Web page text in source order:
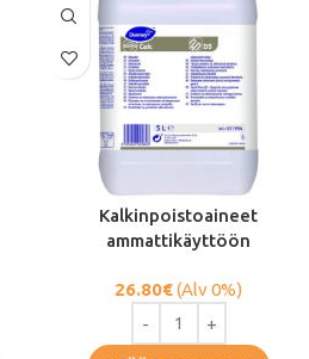
Kalkinpoistoaineet
ammattikäyttöön
26.80€(Alv 0%)